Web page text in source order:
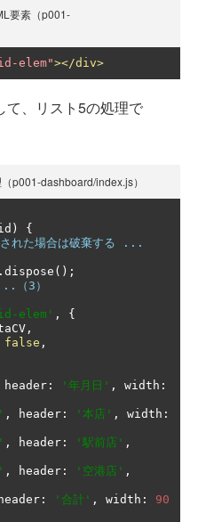
要素（p001-
elem"></div>
、リスト5の処理で
p001-dashboard/index.js）
)
{
れた場合は破棄する ...
. dispose ();
（3）
elem' ,
{
,
false ,
header : '年月日' , width :
, header : '本店' , width :
, header : '駅前店' ,
, header : '空港店' ,
: '合計' , width :
90